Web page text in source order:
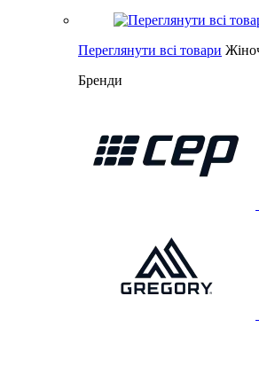
Переглянути всі товари
Бренди